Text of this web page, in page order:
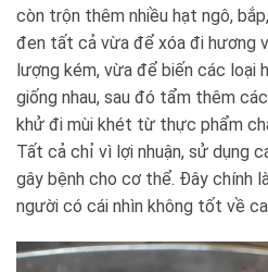
còn trộn thêm nhiều hạt ngô,
đen tất cả vừa để xóa đi hương
lượng kém, vừa để biến các loại
giống nhau, sau đó tẩm thêm
khử đi mùi khét từ thực phẩm
Tất cả chỉ vì lợi nhuận, sử dụng
gây bệnh cho cơ thể. Đây chính
người có cái nhìn không tốt về